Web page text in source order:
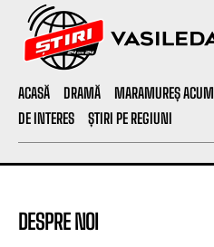
ACASĂ DRAMĂ MARAMUREȘ ACUM
DE INTERES
ȘTIRI PE REGIUNI
DESPRE NOI